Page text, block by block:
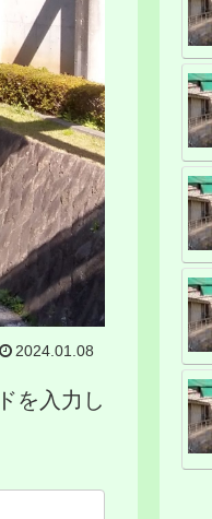
2024.01.08
を入力し